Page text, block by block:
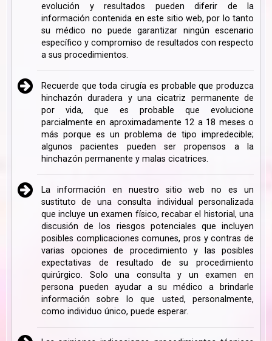
evolución y resultados pueden diferir de la
información contenida en este sitio web, por lo tanto
su médico no puede garantizar ningún escenario
específico y compromiso de resultados con respecto
a sus procedimientos.
Recuerde que toda cirugía es probable que produzca
hinchazón duradera y una cicatriz permanente de
por vida, que es probable que evolucione
parcialmente en aproximadamente 12 a 18 meses o
más porque es un problema de tipo impredecible;
algunos pacientes pueden ser propensos a la
hinchazón permanente y malas cicatrices.
La información en nuestro sitio web no es un
sustituto de una consulta individual personalizada
que incluye un examen físico, recabar el historial, una
discusión de los riesgos potenciales que incluyen
posibles complicaciones comunes, pros y contras de
varias opciones de procedimiento y las posibles
expectativas de resultado de su procedimiento
quirúrgico. Solo una consulta y un examen en
persona pueden ayudar a su médico a brindarle
información sobre lo que usted, personalmente,
como individuo único, puede esperar.